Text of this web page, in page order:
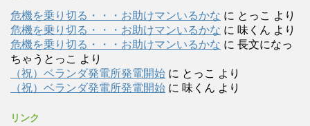
危機を乗り切る・・・お助けマンいるかな に とっこ より
危機を乗り切る・・・お助けマンいるかな に 味くん より
危機を乗り切る・・・お助けマンいるかな に 長文になっ
ちゃうとっこ より
（祝）ベランダ発電所発電開始 に とっこ より
（祝）ベランダ発電所発電開始 に 味くん より
リンク